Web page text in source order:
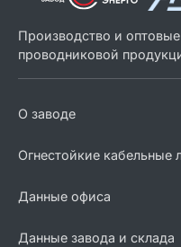
Производство и
проводниковой
О заводе
Огнестойкие кабельные
Данные офиса
Данные завода и склада